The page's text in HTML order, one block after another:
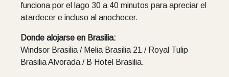
funciona por el lago 30 a 40 minutos para apreciar el
atardecer e incluso al anochecer.
Donde alojarse en Brasilia:
Windsor Brasilia / Melia Brasilia 21 / Royal Tulip
Brasilia Alvorada / B Hotel Brasilia.